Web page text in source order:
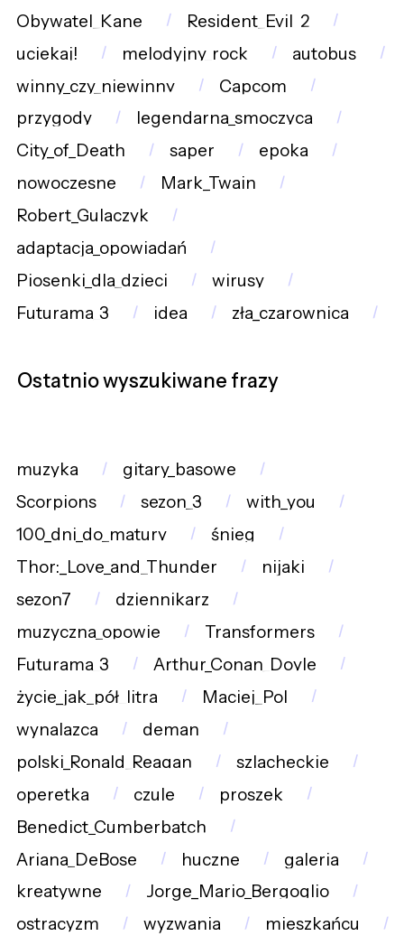
Obywatel_Kane
Resident_Evil_2
uciekaj!
melodyjny_rock
autobus
winny_czy_niewinny
Capcom
przygody
legendarna_smoczyca
City_of_Death
saper
epoka
nowoczesne
Mark_Twain
Robert_Gulaczyk
adaptacja_opowiadań
Piosenki_dla_dzieci
wirusy
Futurama_3
idea zła_czarownica
Ostatnio wyszukiwane frazy
muzyka
gitary_basowe
Scorpions
sezon_3
with_you
100_dni_do_matury
śnieg
Thor:_Love_and_Thunder
nijaki
sezon7
dziennikarz
muzyczna_opowie
Transformers
Futurama_3
Arthur_Conan_Doyle
życie_jak_pół_litra
Maciej_Pol
wynalazca
deman
polski_Ronald_Reagan
szlacheckie
operetka
czule
proszek
Benedict_Cumberbatch
Ariana_DeBose
huczne
galeria
kreatywne
Jorge_Mario_Bergoglio
ostracyzm
wyzwania
mieszkańcu